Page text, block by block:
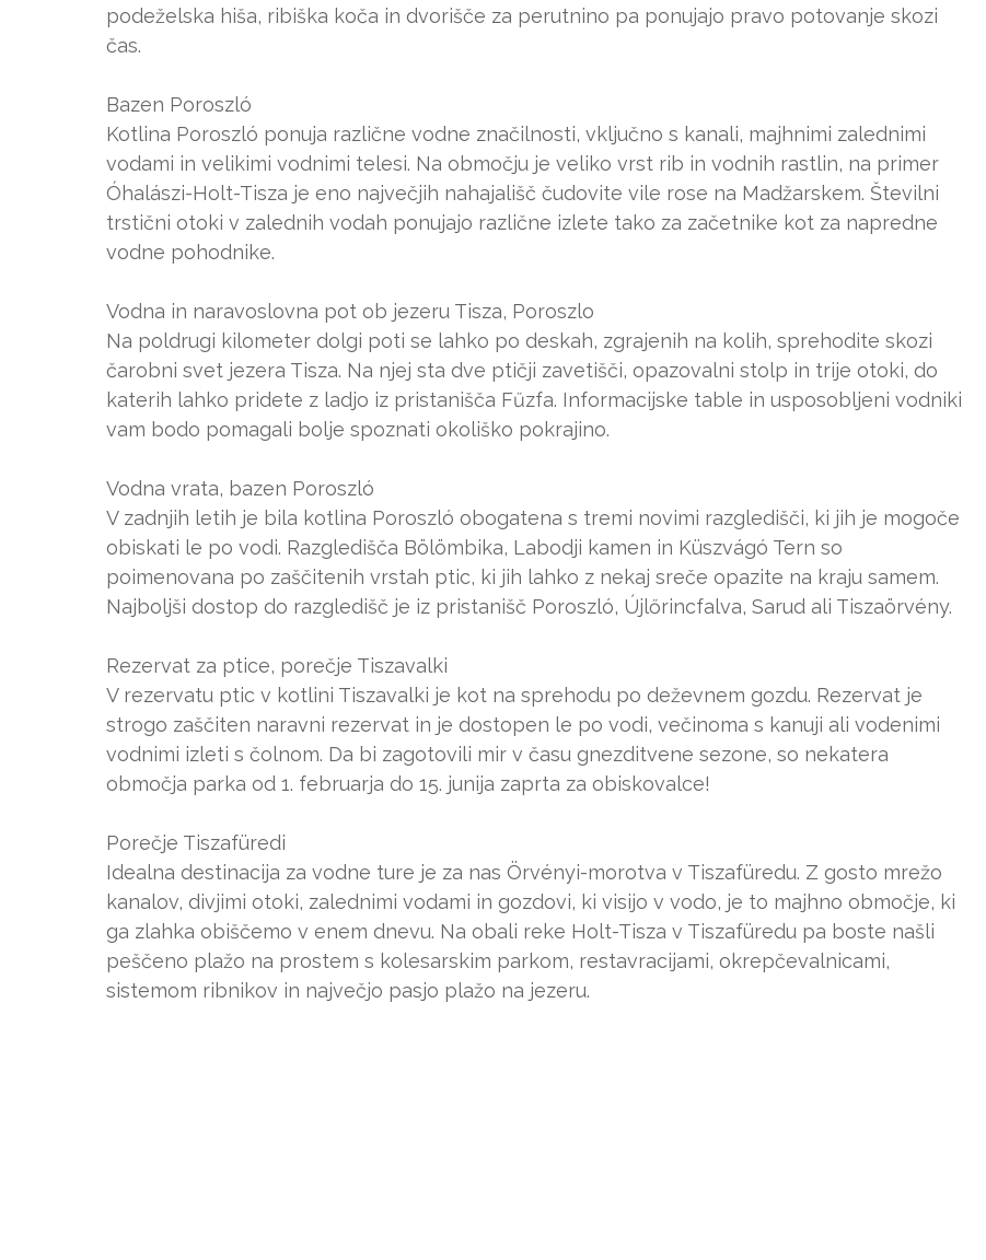
podeželska hiša, ribiška koča in dvorišče za perutnino pa ponujajo pravo potovanje skozi
čas.
Bazen Poroszló
Kotlina Poroszló ponuja različne vodne značilnosti, vključno s kanali, majhnimi zalednimi
vodami in velikimi vodnimi telesi. Na območju je veliko vrst rib in vodnih rastlin, na primer
Óhalászi-Holt-Tisza je eno največjih nahajališč čudovite vile rose na Madžarskem. Številni
trstični otoki v zalednih vodah ponujajo različne izlete tako za začetnike kot za napredne
vodne pohodnike.
Vodna in naravoslovna pot ob jezeru Tisza, Poroszlo
Na poldrugi kilometer dolgi poti se lahko po deskah, zgrajenih na kolih, sprehodite skozi
čarobni svet jezera Tisza. Na njej sta dve ptičji zavetišči, opazovalni stolp in trije otoki, do
katerih lahko pridete z ladjo iz pristanišča Fűzfa. Informacijske table in usposobljeni vodniki
vam bodo pomagali bolje spoznati okoliško pokrajino.
Vodna vrata, bazen Poroszló
V zadnjih letih je bila kotlina Poroszló obogatena s tremi novimi razgledišči, ki jih je mogoče
obiskati le po vodi. Razgledišča Bölömbika, Labodji kamen in Küszvágó Tern so
poimenovana po zaščitenih vrstah ptic, ki jih lahko z nekaj sreče opazite na kraju samem.
Najboljši dostop do razgledišč je iz pristanišč Poroszló, Újlőrincfalva, Sarud ali Tiszaörvény.
Rezervat za ptice, porečje Tiszavalki
V rezervatu ptic v kotlini Tiszavalki je kot na sprehodu po deževnem gozdu. Rezervat je
strogo zaščiten naravni rezervat in je dostopen le po vodi, večinoma s kanuji ali vodenimi
vodnimi izleti s čolnom. Da bi zagotovili mir v času gnezditvene sezone, so nekatera
območja parka od 1. februarja do 15. junija zaprta za obiskovalce!
Porečje Tiszafüredi
Idealna destinacija za vodne ture je za nas Örvényi-morotva v Tiszafüredu. Z gosto mrežo
kanalov, divjimi otoki, zalednimi vodami in gozdovi, ki visijo v vodo, je to majhno območje, ki
ga zlahka obiščemo v enem dnevu. Na obali reke Holt-Tisza v Tiszafüredu pa boste našli
peščeno plažo na prostem s kolesarskim parkom, restavracijami, okrepčevalnicami,
sistemom ribnikov in največjo pasjo plažo na jezeru.